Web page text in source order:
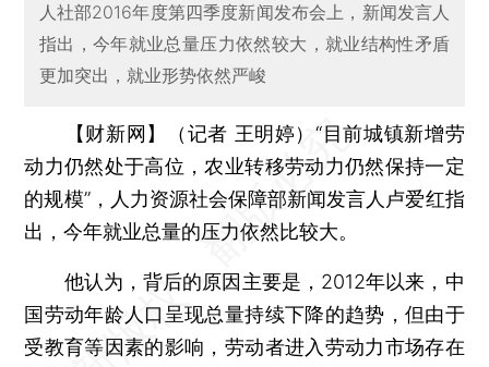
人社部2016年度第四季度新闻发布会上，新闻发言人
指出，今年就业总量压力依然较大，就业结构性矛盾
更加突出，就业形势依然严峻
【财新网】（记者 王明婷）“目前城镇新增劳
动力仍然处于高位，农业转移劳动力仍然保持一定
的规模”，人力资源社会保障部新闻发言人卢爱红指
出，今年就业总量的压力依然比较大。
他认为，背后的原因主要是，2012年以来，中
国劳动年龄人口呈现总量持续下降的趋势，但由于
受教育等因素的影响，劳动者进入劳动力市场存在